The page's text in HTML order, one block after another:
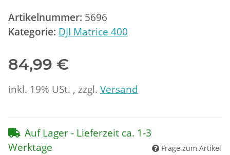
Artikelnummer: 5696
Kategorie: DJI Matrice 400
84,99 €
inkl. 19% USt. , zzgl. Versand
Auf Lager - Lieferzeit ca. 1-3
Werktage
Frage zum Artikel